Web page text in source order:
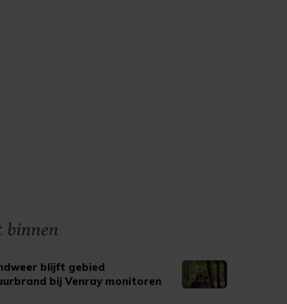
binnen
blijft gebied
bij Venray monitoren